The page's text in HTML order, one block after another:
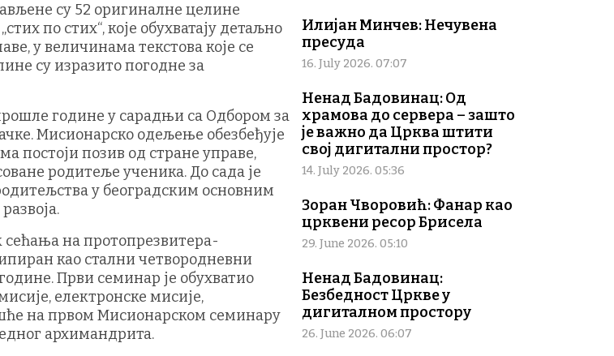
су 52 оригиналне целине
по стих“, које обухватају детаљно
у величинама текстова које се
су изразито погодне за
године у сарадњи са Одбором за
Мисионарско одељење обезбеђује
постоји позив од стране управе,
родитеље ученика. До сада је
у београдским основним
сећања на протопрезвитера-
као стални четвородневни
Први семинар је обухватио
електронске мисије,
на првом Мисионарском семинару
архимандрита.
Илијан Минчев: Нечувена
пресуда
16. July 2026. 07:07
Ненад Бадовинац: Од
храмова до сервера – зашто
је важно да Црква штити
свој дигитални простор?
14. July 2026. 05:36
Зоран Чворовић: Фанар као
црквени ресор Брисела
29. June 2026. 05:10
Ненад Бадовинац:
Безбедност Цркве у
дигиталном простору
26. June 2026. 06:07